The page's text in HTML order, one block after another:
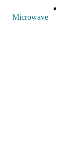
Microwave